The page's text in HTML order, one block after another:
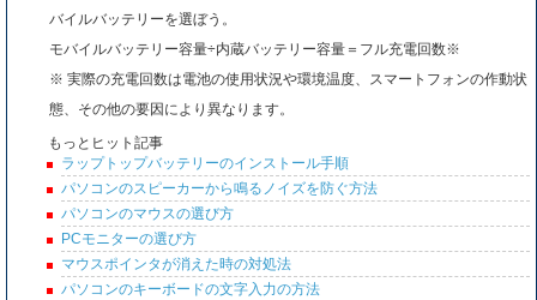
バイルバッテリーを選ぼう。
モバイルバッテリー容量÷内蔵バッテリー容量＝フル充電回数※
※ 実際の充電回数は電池の使用状況や環境温度、スマートフォンの作動状
態、その他の要因により異なります。
もっとヒット記事
ラップトップバッテリーのインストール手順
パソコンのスピーカーから鳴るノイズを防ぐ方法
パソコンのマウスの選び方
PCモニターの選び方
マウスポインタが消えた時の対処法
パソコンのキーボードの文字入力の方法